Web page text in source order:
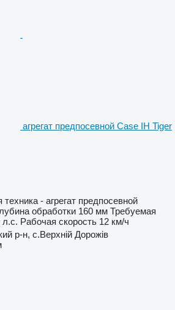
агрегат предпосевной Case IH Tiger
- агрегат предпосевной
обработки 160 мм Требуемая
л.с. Рабочая скорость 12 км/ч
р-н, с.Верхній Дорожів